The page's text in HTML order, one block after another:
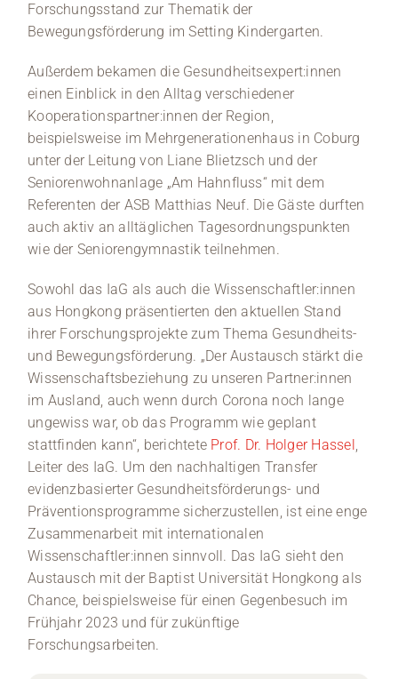
Forschungsstand zur Thematik der
Bewegungsförderung im Setting Kindergarten.
Außerdem bekamen die Gesundheitsexpert:innen
einen Einblick in den Alltag verschiedener
Kooperationspartner:innen der Region,
beispielsweise im Mehrgenerationenhaus in Coburg
unter der Leitung von Liane Blietzsch und der
Seniorenwohnanlage „Am Hahnfluss“ mit dem
Referenten der ASB Matthias Neuf. Die Gäste durften
auch aktiv an alltäglichen Tagesordnungspunkten
wie der Seniorengymnastik teilnehmen.
Sowohl das IaG als auch die Wissenschaftler:innen
aus Hongkong präsentierten den aktuellen Stand
ihrer Forschungsprojekte zum Thema Gesundheits-
und Bewegungsförderung. „Der Austausch stärkt die
Wissenschaftsbeziehung zu unseren Partner:innen
im Ausland, auch wenn durch Corona noch lange
ungewiss war, ob das Programm wie geplant
stattfinden kann“, berichtete Prof. Dr. Holger Hassel ,
Leiter des IaG. Um den nachhaltigen Transfer
evidenzbasierter Gesundheitsförderungs- und
Präventionsprogramme sicherzustellen, ist eine enge
Zusammenarbeit mit internationalen
Wissenschaftler:innen sinnvoll. Das IaG sieht den
Austausch mit der Baptist Universität Hongkong als
Chance, beispielsweise für einen Gegenbesuch im
Frühjahr 2023 und für zukünftige
Forschungsarbeiten.